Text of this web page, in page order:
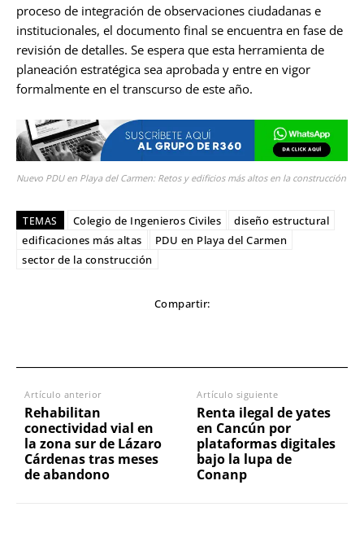
proceso de integración de observaciones ciudadanas e
institucionales, el documento final se encuentra en fase de
revisión de detalles. Se espera que esta herramienta de
planeación estratégica sea aprobada y entre en vigor
formalmente en el transcurso de este año.
Nuevo PDU en Playa del Carmen: Retos y edificios más altos en la construcción
TEMAS Colegio de Ingenieros Civiles
diseño estructural
edificaciones más altas
PDU en Playa del Carmen
sector de la construcción
Compartir:
Artículo anterior
Rehabilitan
conectividad vial en
la zona sur de Lázaro
Cárdenas tras meses
de abandono
Artículo siguiente
Renta ilegal de yates
en Cancún por
plataformas digitales
bajo la lupa de
Conanp